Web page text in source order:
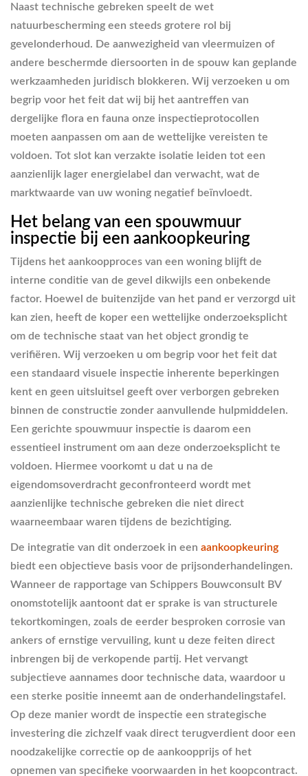
Naast technische gebreken speelt de wet
natuurbescherming een steeds grotere rol bij
gevelonderhoud. De aanwezigheid van vleermuizen of
andere beschermde diersoorten in de spouw kan geplande
werkzaamheden juridisch blokkeren. Wij verzoeken u om
begrip voor het feit dat wij bij het aantreffen van
dergelijke flora en fauna onze inspectieprotocollen
moeten aanpassen om aan de wettelijke vereisten te
voldoen. Tot slot kan verzakte isolatie leiden tot een
aanzienlijk lager energielabel dan verwacht, wat de
marktwaarde van uw woning negatief beïnvloedt.
Het belang van een spouwmuur
inspectie bij een aankoopkeuring
Tijdens het aankoopproces van een woning blijft de
interne conditie van de gevel dikwijls een onbekende
factor. Hoewel de buitenzijde van het pand er verzorgd uit
kan zien, heeft de koper een wettelijke onderzoeksplicht
om de technische staat van het object grondig te
verifiëren. Wij verzoeken u om begrip voor het feit dat
een standaard visuele inspectie inherente beperkingen
kent en geen uitsluitsel geeft over verborgen gebreken
binnen de constructie zonder aanvullende hulpmiddelen.
Een gerichte spouwmuur inspectie is daarom een
essentieel instrument om aan deze onderzoeksplicht te
voldoen. Hiermee voorkomt u dat u na de
eigendomsoverdracht geconfronteerd wordt met
aanzienlijke technische gebreken die niet direct
waarneembaar waren tijdens de bezichtiging.
De integratie van dit onderzoek in een aankoopkeuring
biedt een objectieve basis voor de prijsonderhandelingen.
Wanneer de rapportage van Schippers Bouwconsult BV
onomstotelijk aantoont dat er sprake is van structurele
tekortkomingen, zoals de eerder besproken corrosie van
ankers of ernstige vervuiling, kunt u deze feiten direct
inbrengen bij de verkopende partij. Het vervangt
subjectieve aannames door technische data, waardoor u
een sterke positie inneemt aan de onderhandelingstafel.
Op deze manier wordt de inspectie een strategische
investering die zichzelf vaak direct terugverdient door een
noodzakelijke correctie op de aankoopprijs of het
opnemen van specifieke voorwaarden in het koopcontract.